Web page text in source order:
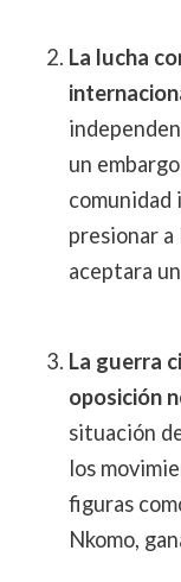
La lucha
un
comunidad
presionar a
aceptara
La guerra
oposición
situación
los
figuras
Nkomo,